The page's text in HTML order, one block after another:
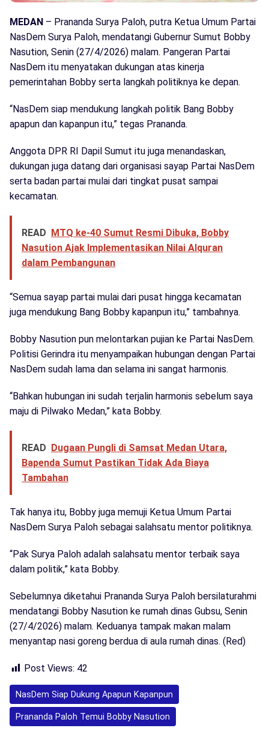
MEDAN – Prananda Surya Paloh, putra Ketua Umum Partai
NasDem Surya Paloh, mendatangi Gubernur Sumut Bobby
Nasution, Senin (27/4/2026) malam. Pangeran Partai
NasDem itu menyatakan dukungan atas kinerja
pemerintahan Bobby serta langkah politiknya ke depan.
“NasDem siap mendukung langkah politik Bang Bobby
apapun dan kapanpun itu,” tegas Prananda.
Anggota DPR RI Dapil Sumut itu juga menandaskan,
dukungan juga datang dari organisasi sayap Partai NasDem
serta badan partai mulai dari tingkat pusat sampai
kecamatan.
READ
MTQ ke-40 Sumut Resmi Dibuka, Bobby
Nasution Ajak Implementasikan Nilai Alquran
dalam Pembangunan
“Semua sayap partai mulai dari pusat hingga kecamatan
juga mendukung Bang Bobby kapanpun itu,” tambahnya.
Bobby Nasution pun melontarkan pujian ke Partai NasDem.
Politisi Gerindra itu menyampaikan hubungan dengan Partai
NasDem sudah lama dan selama ini sangat harmonis.
“Bahkan hubungan ini sudah terjalin harmonis sebelum saya
maju di Pilwako Medan,” kata Bobby.
READ
Dugaan Pungli di Samsat Medan Utara,
Bapenda Sumut Pastikan Tidak Ada Biaya
Tambahan
Tak hanya itu, Bobby juga memuji Ketua Umum Partai
NasDem Surya Paloh sebagai salahsatu mentor politiknya.
“Pak Surya Paloh adalah salahsatu mentor terbaik saya
dalam politik,” kata Bobby.
Sebelumnya diketahui Prananda Surya Paloh bersilaturahmi
mendatangi Bobby Nasution ke rumah dinas Gubsu, Senin
(27/4/2026) malam. Keduanya tampak makan malam
menyantap nasi goreng berdua di aula rumah dinas. (Red)
Post Views: 42
NasDem Siap Dukung Apapun Kapanpun
Prananda Paloh Temui Bobby Nasution